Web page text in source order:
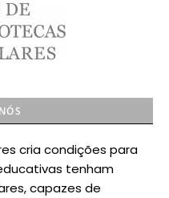
cria condições para
tenham
capazes de